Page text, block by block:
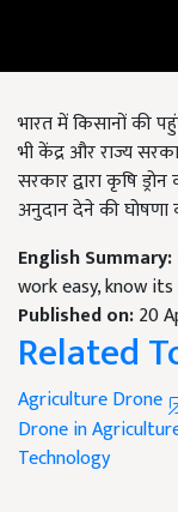
भारत में किसानों की
भी केंद्र और राज्य
सरकार द्वारा कृषि
अनुदान देने की घोषणा
English Summary:
work easy, know
Published on:20
Related
Agriculture Drone
Drone in
Technology